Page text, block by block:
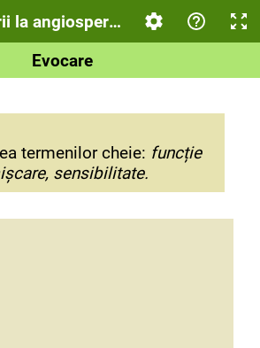
la angiosperme
Evocare
termenilor cheie: funcție
sensibilitate.